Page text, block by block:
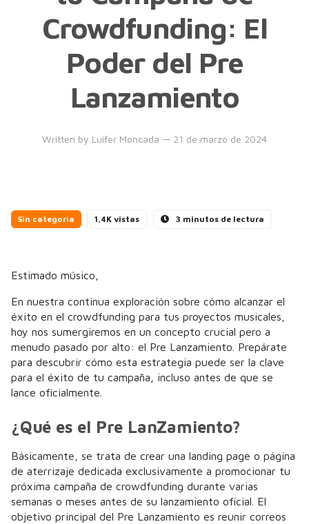
Crowdfunding: El
Poder del Pre
Lanzamiento
Written by Luifer Moncada — 21 de marzo de 2024
Sin categoría 1,4K vistas 3 minutos de lectura
Estimado músico,
En nuestra continua exploración sobre cómo alcanzar el
éxito en el crowdfunding para tus proyectos musicales,
hoy nos sumergiremos en un concepto crucial pero a
menudo pasado por alto: el Pre Lanzamiento. Prepárate
para descubrir cómo esta estrategia puede ser la clave
para el éxito de tu campaña, incluso antes de que se
lance oficialmente.
¿Qué es el Pre LanZamiento?
Básicamente, se trata de crear una landing page o página
de aterrizaje dedicada exclusivamente a promocionar tu
próxima campaña de crowdfunding durante varias
semanas o meses antes de su lanzamiento oficial. El
objetivo principal del Pre Lanzamiento es reunir correos